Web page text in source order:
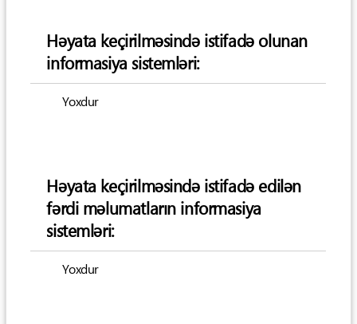
Həyata keçirilməsində istifadə olunan
informasiya sistemləri:
Yoxdur
Həyata keçirilməsində istifadə edilən
fərdi məlumatların informasiya
sistemləri:
Yoxdur